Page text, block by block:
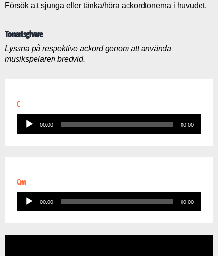
Försök att sjunga eller tänka/höra ackordtonerna i huvudet.
Tonartsgivare
Lyssna på respektive ackord genom att använda
musikspelaren bredvid.
C
Audio
Player
00:00 00:00
Cm
Audio
Player
00:00 00:00